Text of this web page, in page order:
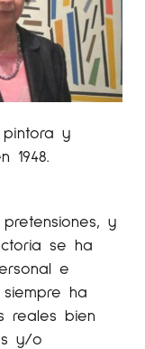
pintora y
1948.
y
se ha
e
ha
reales bien
y/o